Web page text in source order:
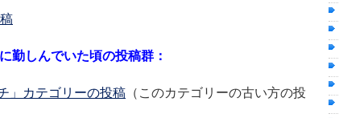
勤しんでいた頃の投稿群：
」カテゴリーの投稿 （このカテゴリーの古い方の投